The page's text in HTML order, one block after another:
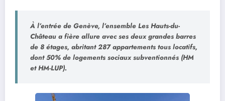
À l’entrée de Genève, l’ensemble Les Hauts-du-
Château a fière allure avec ses deux grandes barres
de 8 étages, abritant 287 appartements tous locatifs,
dont 50% de logements sociaux subventionnés (HM
et HM-LUP).